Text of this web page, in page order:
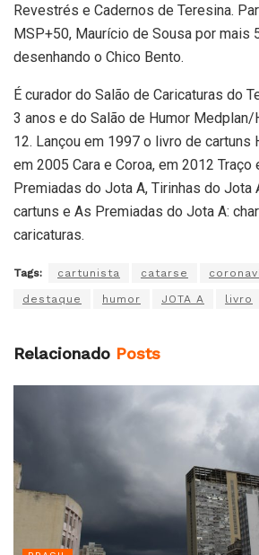
Revestrés e Cadernos de Teresina.
MSP+50, Maurício de Sousa por mais
desenhando o Chico Bento.
É curador do Salão de Caricaturas do
3 anos e do Salão de Humor Medplan/
12. Lançou em 1997 o livro de cartuns
em 2005 Cara e Coroa, em 2012
Premiadas do Jota A, Tirinhas do Jota
cartuns e As Premiadas do Jota A:
caricaturas.
Tags: cartunista catarse
destaque humor JOTA A livro
Relacionado Posts